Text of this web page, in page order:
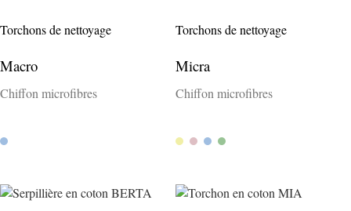
Torchons de nettoyage
Macro
Chiffon microfibres
Bleu
Torchons de nettoyage
Micra
Chiffon microfibres
Jaune
Rose
BleuVerde